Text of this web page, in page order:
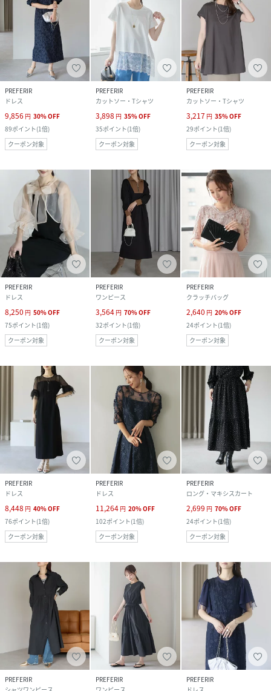
PREFERIR
ドレス
9,856 円 30%OFF
89ポイント(1倍)
クーポン対象
PREFERIR
カットソー・Tシャツ
3,898 円 35%OFF
35ポイント(1倍)
クーポン対象
PREFERIR
カットソー・Tシャツ
3,217 円 35%OFF
29ポイント(1倍)
クーポン対象
PREFERIR
ドレス
8,250 円 50%OFF
75ポイント(1倍)
クーポン対象
PREFERIR
ワンピース
3,564 円 70%OFF
32ポイント(1倍)
クーポン対象
PREFERIR
クラッチバッグ
2,640 円 20%OFF
24ポイント(1倍)
クーポン対象
PREFERIR
ドレス
8,448 円 40%OFF
76ポイント(1倍)
クーポン対象
PREFERIR
ドレス
11,264 円 20%OFF
102ポイント(1倍)
クーポン対象
PREFERIR
ロング・マキシスカート
2,699 円 70%OFF
24ポイント(1倍)
クーポン対象
PREFERIR
PREFERIR
PREFERIR